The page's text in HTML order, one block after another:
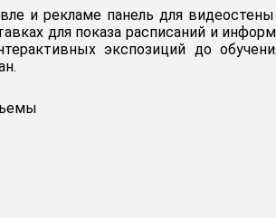
и рекламе панель для
для показа расписаний и
экспозиций до